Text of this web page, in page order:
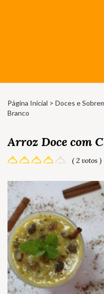
Página Inicial > Doces e
Branco
Arroz Doce com
( 2 votos )